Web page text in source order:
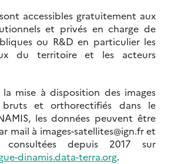
accessibles gratuitement aux
et privés en charge de
ou R&D en particulier les
du territoire et les acteurs
mise à disposition des images
et orthorectifiés dans le
les données peuvent être
mail à images-satellites@ign.fr et
consultées depuis 2017 sur
dinamis.data-terra.org.